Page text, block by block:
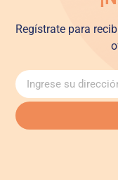
Regístrate para